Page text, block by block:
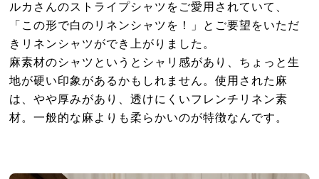
ルカさんのストライプシャツをご愛用されていて、
「この形で白のリネンシャツを！」とご要望をいただ
きリネンシャツができ上がりました。
麻素材のシャツというとシャリ感があり、ちょっと生
地が硬い印象があるかもしれません。使用された麻
は、やや厚みがあり、透けにくいフレンチリネン素
材。一般的な麻よりも柔らかいのが特徴なんです。